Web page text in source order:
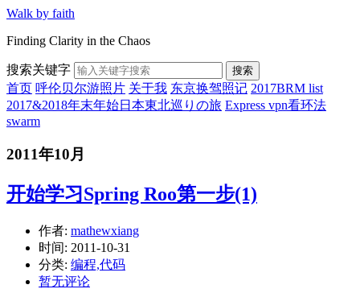
Walk by faith
Finding Clarity in the Chaos
搜索关键字 搜索
首页 呼伦贝尔游照片 关于我 东京换驾照记 2017BRM list
2017&2018年末年始日本東北巡りの旅 Express vpn看环法
swarm
2011年10月
开始学习Spring Roo第一步(1)
作者: mathewxiang
时间: 2011-10-31
分类: 编程,代码
暂无评论